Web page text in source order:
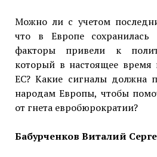
Можно ли с учетом
что в Европе сохранилась
факторы привели к
который в настоящее
ЕС? Какие сигналы должна
народам Европы, чтобы
от гнета евробюрократии?
Бабурченков Виталий